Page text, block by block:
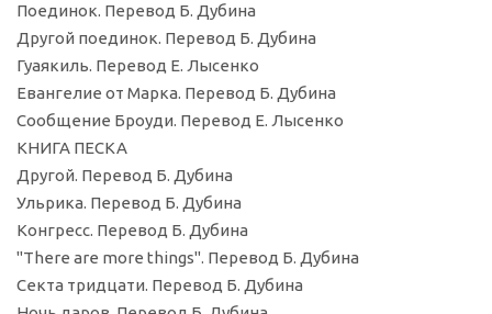
Поединок. Перевод Б. Дубина
Другой поединок. Перевод Б. Дубина
Гуаякиль. Перевод Е. Лысенко
Евангелие от Марка. Перевод Б. Дубина
Сообщение Броуди. Перевод Е. Лысенко
КНИГА ПЕСКА
Другой. Перевод Б. Дубина
Ульрика. Перевод Б. Дубина
Конгресс. Перевод Б. Дубина
"There are more things". Перевод Б. Дубина
Секта тридцати. Перевод Б. Дубина